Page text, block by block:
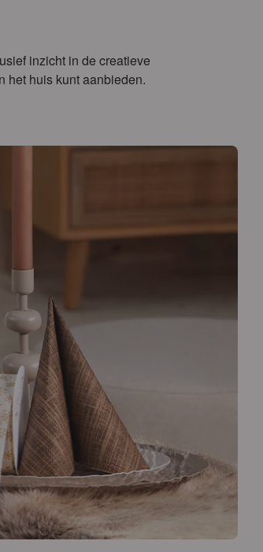
inzicht in de creatieve
het huis kunt aanbieden.